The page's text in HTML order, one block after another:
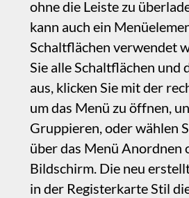
Ihre Gruppe am oberen Bildschirmrand
angeheftet.
‍Denken Sie daran, mögliche visuelle